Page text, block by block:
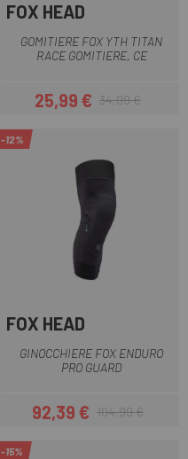
FOX HEAD
GOMITIERE FOX YTH TITAN
RACE GOMITIERE, CE
Prezzo
25,99 €Prezzo base
34,99 €
-12%
FOX HEAD
GINOCCHIERE FOX ENDURO
PRO GUARD
Prezzo
92,39 €Prezzo base
104,99 €
-15%